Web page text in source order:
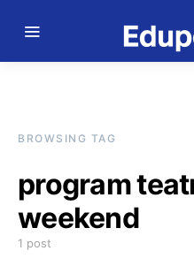
BROWSING TAG
program
weekend
1 post